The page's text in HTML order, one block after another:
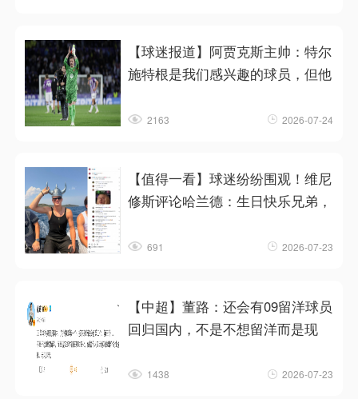
【球迷报道】阿贾克斯主帅：特尔
施特根是我们感兴趣的球员，但他
2163 2026-07-24
【值得一看】球迷纷纷围观！维尼
修斯评论哈兰德：生日快乐兄弟，
691 2026-07-23
【中超】董路：还会有09留洋球员
回归国内，不是不想留洋而是现
1438 2026-07-23